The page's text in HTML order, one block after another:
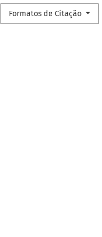
Formatos de Citação